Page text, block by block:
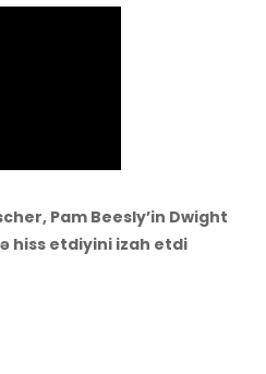
Pam Beesly’in Dwight
hiss etdiyini izah etdi